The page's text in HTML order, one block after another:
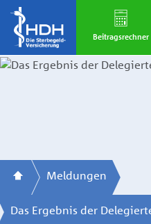
Skip
main
content
Beitrags­rechner
Meldungen
Das Ergebnis der